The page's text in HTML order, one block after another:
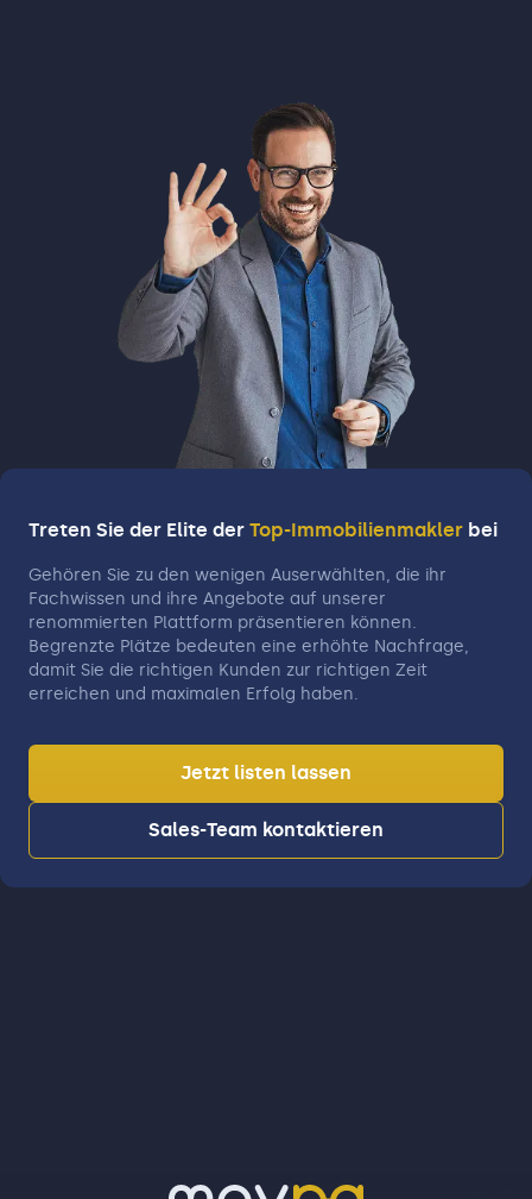
Treten Sie der Elite der Top-Immobilienmakler bei
Gehören Sie zu den wenigen Auserwählten, die ihr
Fachwissen und ihre Angebote auf unserer
renommierten Plattform präsentieren können.
Begrenzte Plätze bedeuten eine erhöhte Nachfrage,
damit Sie die richtigen Kunden zur richtigen Zeit
erreichen und maximalen Erfolg haben.
Jetzt listen lassen
Sales-Team kontaktieren